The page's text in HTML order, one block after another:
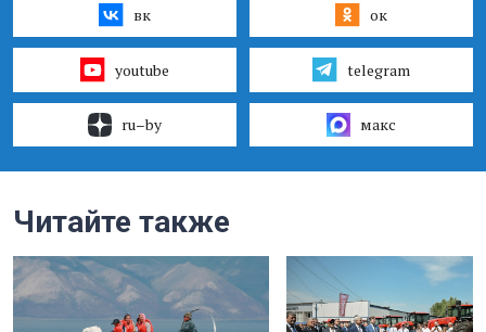
вк ок
youtube telegram
ru–by макс
Читайте также